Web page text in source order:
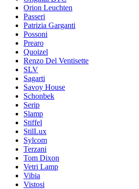
Orion Leuchten
Passeri
Patrizia Garganti
Possoni
Prearo
Quoizel
Renzo Del Ventisette
SLV
Sagarti
Savoy House
Schonbek
Serip
Slamp
Stiffel
StilLux
Sylcom
Terzani
Tom Dixon
Vetri Lamp
Vibia
Vistosi